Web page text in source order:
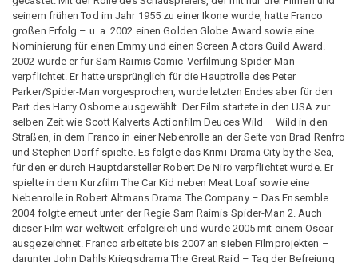
seinem frühen Tod im Jahr 1955 zu einer Ikone wurde, hatte Franco
großen Erfolg – u. a. 2002 einen Golden Globe Award sowie eine
Nominierung für einen Emmy und einen Screen Actors Guild Award.
2002 wurde er für Sam Raimis Comic-Verfilmung Spider-Man
verpflichtet. Er hatte ursprünglich für die Hauptrolle des Peter
Parker/Spider-Man vorgesprochen, wurde letzten Endes aber für den
Part des Harry Osborne ausgewählt. Der Film startete in den USA zur
selben Zeit wie Scott Kalverts Actionfilm Deuces Wild – Wild in den
Straßen, in dem Franco in einer Nebenrolle an der Seite von Brad Renfro
und Stephen Dorff spielte. Es folgte das Krimi-Drama City by the Sea,
für den er durch Hauptdarsteller Robert De Niro verpflichtet wurde. Er
spielte in dem Kurzfilm The Car Kid neben Meat Loaf sowie eine
Nebenrolle in Robert Altmans Drama The Company – Das Ensemble.
2004 folgte erneut unter der Regie Sam Raimis Spider-Man 2. Auch
dieser Film war weltweit erfolgreich und wurde 2005 mit einem Oscar
ausgezeichnet. Franco arbeitete bis 2007 an sieben Filmprojekten –
darunter John Dahls Kriegsdrama The Great Raid – Tag der Befreiung